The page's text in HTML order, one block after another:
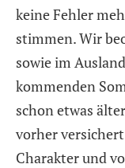
keine Fehler
stimmen. Wir
sowie im
kommenden
schon etwas
vorher
Charakter und